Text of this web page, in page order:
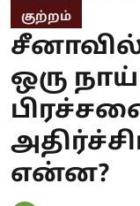
குற்றம்
ஒரு
என்ன?